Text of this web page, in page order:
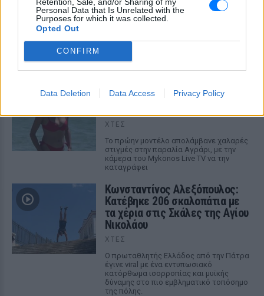
Personal Data that Is Unrelated with the
Purposes for which it was collected.
Opted Out
CONFIRM
Data Deletion Data Access Privacy Policy
στη θάλασσα: Η τέλεια ώρα, γράφει από τη
Σαντορίνη
Η ηθοποιός μοιράστηκε μία φωτογραφία της με μαγιό από
παραλία του νησιού
Εύη Βατίδου: Αναψε φωτιές με
κόκκινο μπικίνι στην παραλία
ΧΤΕΣ
Το πρώην μοντέλο απολάμβανε χαλαρές
στιγμές στην παραλία Αγράρι, με την
κάμερα του Mykonos Live TV να την
καταγράφει
Κωνσταντίνος Αλεξόπουλος:
Κατέβηκε 206 σκαλοπάτια με
τα χέρια στις Σκάλες της Αγίου
Νικολάου
ΧΤΕΣ
Ο πρωταθλητής Ελλάδος από την Πάτρα
έγινε viral με ένα εντυπωσιακό
κατόρθωμα ισορροπίας και μυϊκής
δύναμης στο πιο εμβληματικό τοπόσημο
της πόλης.